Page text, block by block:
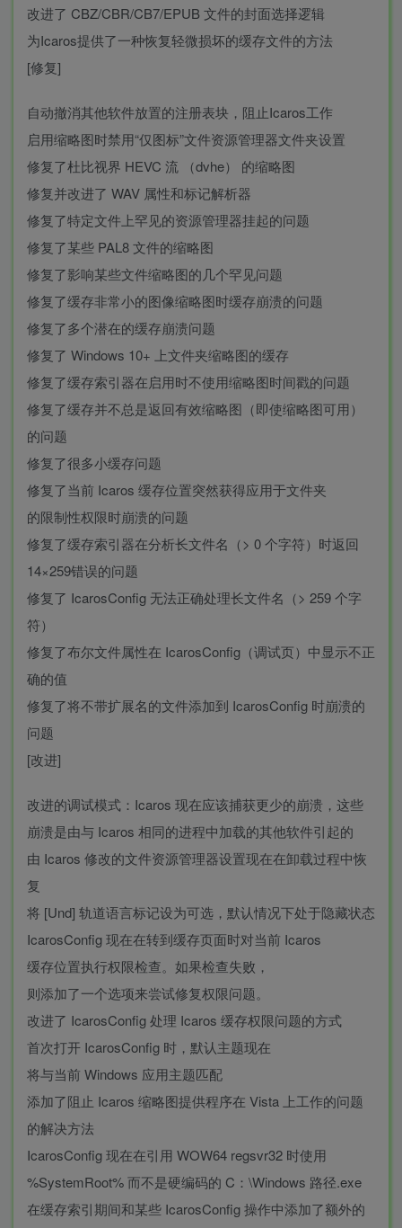
改进了 CBZ/CBR/CB7/EPUB 文件的封面选择逻辑
为Icaros提供了一种恢复轻微损坏的缓存文件的方法
[修复]
自动撤消其他软件放置的注册表块，阻止Icaros工作
启用缩略图时禁用“仅图标”文件资源管理器文件夹设置
修复了杜比视界 HEVC 流 （dvhe） 的缩略图
修复并改进了 WAV 属性和标记解析器
修复了特定文件上罕见的资源管理器挂起的问题
修复了某些 PAL8 文件的缩略图
修复了影响某些文件缩略图的几个罕见问题
修复了缓存非常小的图像缩略图时缓存崩溃的问题
修复了多个潜在的缓存崩溃问题
修复了 Windows 10+ 上文件夹缩略图的缓存
修复了缓存索引器在启用时不使用缩略图时间戳的问题
修复了缓存并不总是返回有效缩略图（即使缩略图可用）
的问题
修复了很多小缓存问题
修复了当前 Icaros 缓存位置突然获得应用于文件夹
的限制性权限时崩溃的问题
修复了缓存索引器在分析长文件名（> 0 个字符）时返回
14×259错误的问题
修复了 IcarosConfig 无法正确处理长文件名（> 259 个字
符）
修复了布尔文件属性在 IcarosConfig（调试页）中显示不正
确的值
修复了将不带扩展名的文件添加到 IcarosConfig 时崩溃的
问题
[改进]
改进的调试模式：Icaros 现在应该捕获更少的崩溃，这些
崩溃是由与 Icaros 相同的进程中加载的其他软件引起的
由 Icaros 修改的文件资源管理器设置现在在卸载过程中恢
复
将 [Und] 轨道语言标记设为可选，默认情况下处于隐藏状态
IcarosConfig 现在在转到缓存页面时对当前 Icaros
缓存位置执行权限检查。如果检查失败，
则添加了一个选项来尝试修复权限问题。
改进了 IcarosConfig 处理 Icaros 缓存权限问题的方式
首次打开 IcarosConfig 时，默认主题现在
将与当前 Windows 应用主题匹配
添加了阻止 Icaros 缩略图提供程序在 Vista 上工作的问题
的解决方法
IcarosConfig 现在在引用 WOW64 regsvr32 时使用
%SystemRoot% 而不是硬编码的 C：\Windows 路径.exe
在缓存索引期间和某些 IcarosConfig 操作中添加了额外的